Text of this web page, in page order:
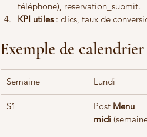
téléphone), reservation_submit.
KPI utiles : clics, taux de
Exemple de
Semaine Lundi
S1 Post Menu
midi